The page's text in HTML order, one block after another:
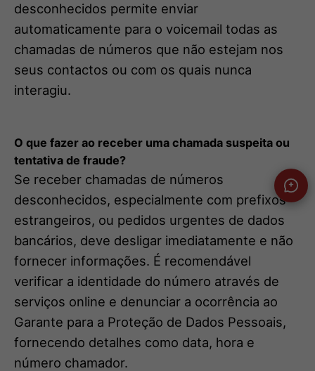
desconhecidos permite enviar
automaticamente para o voicemail todas as
chamadas de números que não estejam nos
seus contactos ou com os quais nunca
interagiu.
O que fazer ao receber uma chamada suspeita ou
tentativa de fraude?
Se receber chamadas de números
desconhecidos, especialmente com prefixos
estrangeiros, ou pedidos urgentes de dados
bancários, deve desligar imediatamente e não
fornecer informações. É recomendável
verificar a identidade do número através de
serviços online e denunciar a ocorrência ao
Garante para a Proteção de Dados Pessoais,
fornecendo detalhes como data, hora e
número chamador.